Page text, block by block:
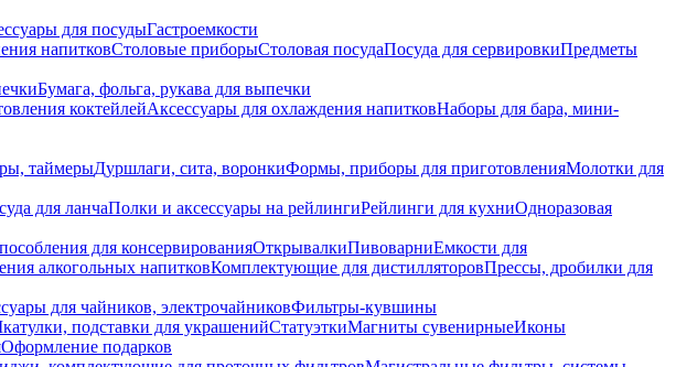
для посудыГастроемкости
напитковСтоловые приборыСтоловая посудаПосуда для сервировкиПредметы
Бумага, фольга, рукава для выпечки
коктейлейАксессуары для охлаждения напитковНаборы для бара, мини-
таймерыДуршлаги, сита, воронкиФормы, приборы для приготовленияМолотки для
для ланчаПолки и аксессуары на рейлингиРейлинги для кухниОдноразовая
для консервированияОткрывалкиПивоварниЕмкости для
алкогольных напитковКомплектующие для дистилляторовПрессы, дробилки для
для чайников, электрочайниковФильтры-кувшины
подставки для украшенийСтатуэткиМагниты сувенирныеИконы
Оформление подарков